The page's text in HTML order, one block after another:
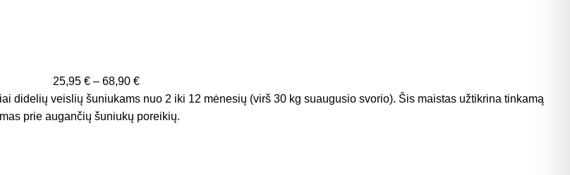
25,95 € – 68,90 €
didelių veislių šuniukams nuo 2 iki 12 mėnesių (virš 30 kg suaugusio svorio). Šis maistas užtikrina tinkamą
prie augančių šuniukų poreikių.